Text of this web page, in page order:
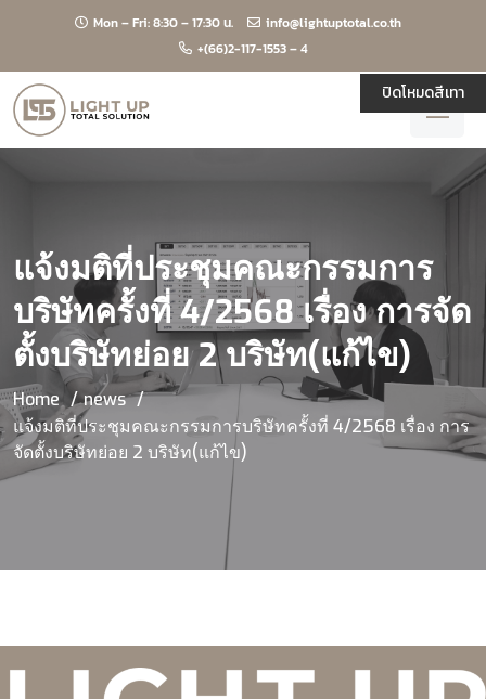
Mon – Fri: 8:30 – 17:30 น.
info@lightuptotal.co.th
+(66)2-117-1553 – 4
แจ้งมติที่ประชุมคณะกรรมการ
บริษัทครั้งที่ 4/2568 เรื่อง การจัด
ตั้งบริษัทย่อย 2 บริษัท(แก้ไข)
Home
news
แจ้งมติที่ประชุมคณะกรรมการบริษัทครั้งที่ 4/2568 เรื่อง การ
จัดตั้งบริษัทย่อย 2 บริษัท(แก้ไข)
ปิดโหมดสีเทา